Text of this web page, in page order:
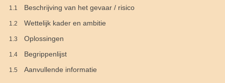
1.1 Beschrijving van het gevaar / risico
1.2 Wettelijk kader en ambitie
1.3 Oplossingen
1.4 Begrippenlijst
1.5 Aanvullende informatie